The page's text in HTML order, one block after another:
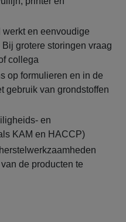
en eenvoudige
grotere storingen vraag
collega
op formulieren en in de
gebruik van grondstoffen
en
KAM en HACCP)
de producten te